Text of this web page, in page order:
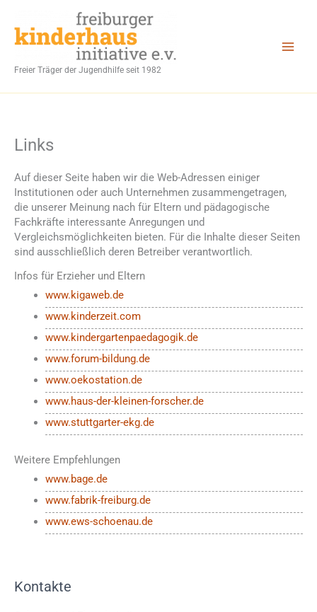
springen
Freier Träger der Jugendhilfe seit 1982
Links
Auf dieser Seite haben wir die Web-Adressen einiger
Institutionen oder auch Unternehmen zusammengetragen,
die unserer Meinung nach für Eltern und pädagogische
Fachkräfte interessante Anregungen und
Vergleichsmöglichkeiten bieten. Für die Inhalte dieser Seiten
sind ausschließlich deren Betreiber verantwortlich.
Infos für Erzieher und Eltern
www.kigaweb.de
www.kinderzeit.com
www.kindergartenpaedagogik.de
www.forum-bildung.de
www.oekostation.de
www.haus-der-kleinen-forscher.de
www.stuttgarter-ekg.de
Weitere Empfehlungen
www.bage.de
www.fabrik-freiburg.de
www.ews-schoenau.de
Kontakte